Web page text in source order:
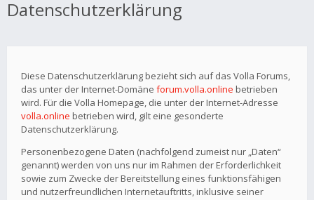
Datenschutzerklärung
Diese Datenschutzerklärung bezieht sich auf das Volla Forums,
das unter der Internet-Domäne forum.volla.online betrieben
wird. Für die Volla Homepage, die unter der Internet-Adresse
volla.online betrieben wird, gilt eine gesonderte
Datenschutzerklärung.
Personenbezogene Daten (nachfolgend zumeist nur „Daten“
genannt) werden von uns nur im Rahmen der Erforderlichkeit
sowie zum Zwecke der Bereitstellung eines funktionsfähigen
und nutzerfreundlichen Internetauftritts, inklusive seiner